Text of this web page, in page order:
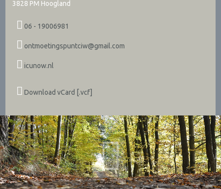
3828 PM Hoogland
06 - 19006981
ontmoetingspuntciw@gmail.com
icunow.nl
Download vCard [.vcf]